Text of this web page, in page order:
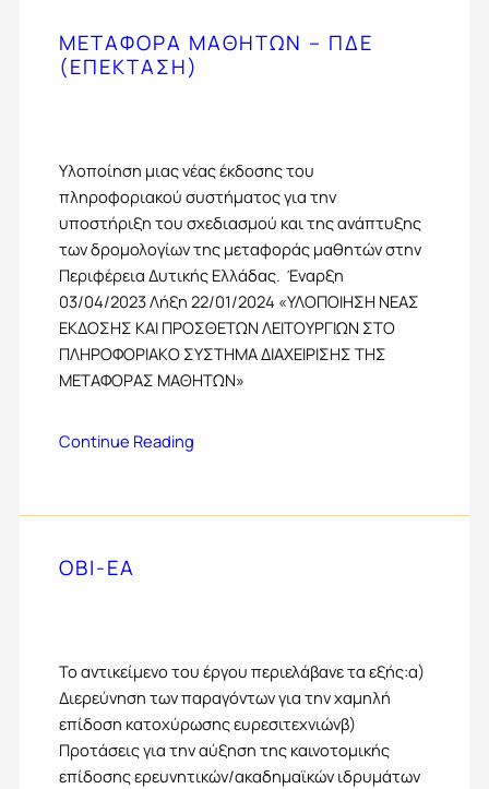
ΜΕΤΑΦΟΡΑ ΜΑΘΗΤΩΝ – ΠΔΕ
(ΕΠΕΚΤΑΣΗ)
Yλοποίηση μιας νέας έκδοσης του
πληροφοριακού συστήματος για την
υποστήριξη του σχεδιασμού και της ανάπτυξης
των δρομολογίων της μεταφοράς μαθητών στην
Περιφέρεια Δυτικής Ελλάδας. Έναρξη
03/04/2023 Λήξη 22/01/2024 «ΥΛΟΠΟΙΗΣΗ ΝΕΑΣ
ΕΚΔOΣΗΣ ΚΑΙ ΠΡΟΣΘΕΤΩΝ ΛΕΙΤΟΥΡΓΙΩΝ ΣΤΟ
ΠΛΗΡΟΦΟΡΙΑΚΟ ΣΥΣΤΗΜΑ ΔΙΑΧΕΙΡΙΣΗΣ ΤΗΣ
ΜΕΤΑΦΟΡΑΣ ΜΑΘΗΤΩΝ»
Continue Reading
ΟΒΙ-ΕΑ
Το αντικείμενο του έργου περιελάβανε τα εξής:α)
Διερεύνηση των παραγόντων για την χαμηλή
επίδοση κατοχύρωσης ευρεσιτεχνιώνβ)
Προτάσεις για την αύξηση της καινοτομικής
επίδοσης ερευνητικών/ακαδημαϊκών ιδρυμάτων